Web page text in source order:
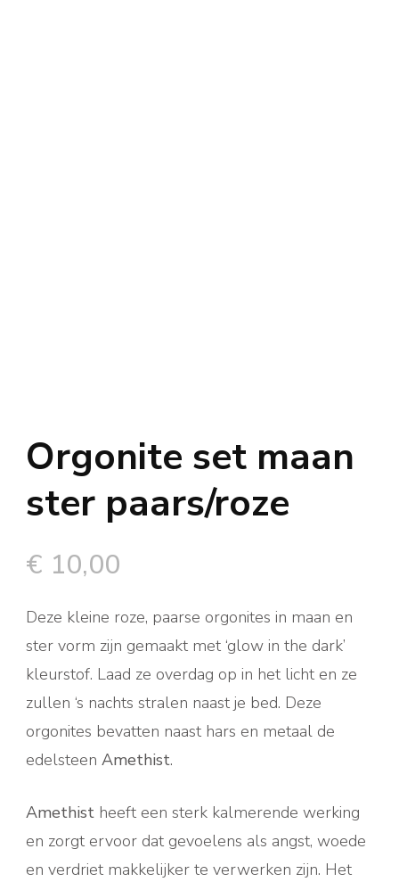
Orgonite set maan
ster paars/roze
€ 10,00
Deze kleine roze, paarse orgonites in maan en
ster vorm zijn gemaakt met ‘glow in the dark’
kleurstof. Laad ze overdag op in het licht en ze
zullen ‘s nachts stralen naast je bed. Deze
orgonites bevatten naast hars en metaal de
edelsteen Amethist.
Amethist heeft een sterk kalmerende werking
en zorgt ervoor dat gevoelens als angst, woede
en verdriet makkelijker te verwerken zijn. Het